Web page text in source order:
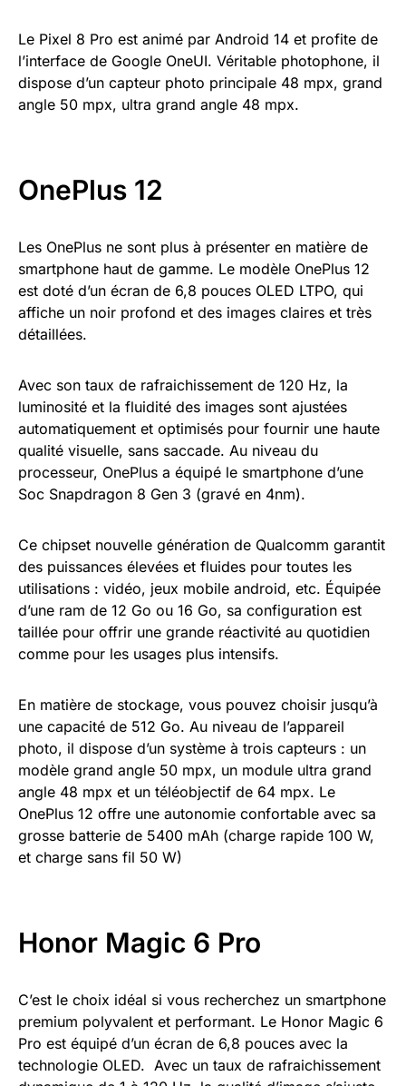
Le Pixel 8 Pro est animé par Android 14 et profite de
l’interface de Google OneUI. Véritable photophone, il
dispose d’un capteur photo principale 48 mpx, grand
angle 50 mpx, ultra grand angle 48 mpx.
OnePlus 12
Les OnePlus ne sont plus à présenter en matière de
smartphone haut de gamme. Le modèle OnePlus 12
est doté d’un écran de 6,8 pouces OLED LTPO, qui
affiche un noir profond et des images claires et très
détaillées.
Avec son taux de rafraichissement de 120 Hz, la
luminosité et la fluidité des images sont ajustées
automatiquement et optimisés pour fournir une haute
qualité visuelle, sans saccade. Au niveau du
processeur, OnePlus a équipé le smartphone d’une
Soc Snapdragon 8 Gen 3 (gravé en 4nm).
Ce chipset nouvelle génération de Qualcomm garantit
des puissances élevées et fluides pour toutes les
utilisations : vidéo, jeux mobile android, etc. Équipée
d’une ram de 12 Go ou 16 Go, sa configuration est
taillée pour offrir une grande réactivité au quotidien
comme pour les usages plus intensifs.
En matière de stockage, vous pouvez choisir jusqu’à
une capacité de 512 Go. Au niveau de l’appareil
photo, il dispose d’un système à trois capteurs : un
modèle grand angle 50 mpx, un module ultra grand
angle 48 mpx et un téléobjectif de 64 mpx. Le
OnePlus 12 offre une autonomie confortable avec sa
grosse batterie de 5400 mAh (charge rapide 100 W,
et charge sans fil 50 W)
Honor Magic 6 Pro
C’est le choix idéal si vous recherchez un smartphone
premium polyvalent et performant. Le Honor Magic 6
Pro est équipé d’un écran de 6,8 pouces avec la
technologie OLED. Avec un taux de rafraichissement